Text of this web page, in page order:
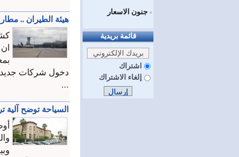
هيئة الطيران .. مطار
دخول شركات
...
السياحة توضح آلية
= جنون الاسعار
قائمة بريدية
اشتراك
إلغاء الاشتراك